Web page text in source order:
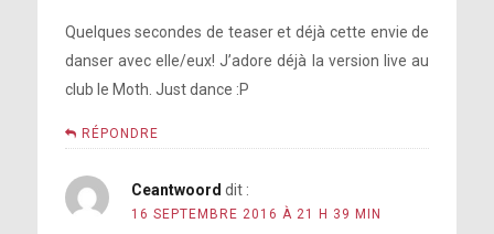
Quelques secondes de teaser et déjà cette envie de
danser avec elle/eux! J’adore déjà la version live au
club le Moth. Just dance :P
RÉPONDRE
Ceantwoord dit :
16 SEPTEMBRE 2016 À 21 H 39 MIN